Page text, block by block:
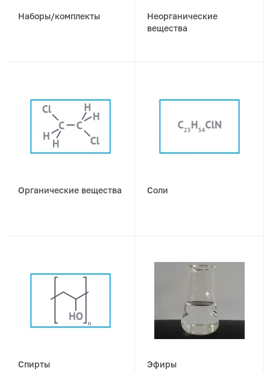
Наборы/комплекты
Неорганические
вещества
Органические вещества Соли
Спирты Эфиры